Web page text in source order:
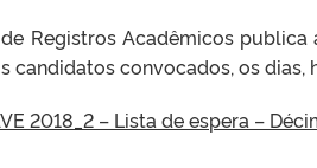
Registros Acadêmicos
candidatos convocados, os
2018_2 – Lista de espera –